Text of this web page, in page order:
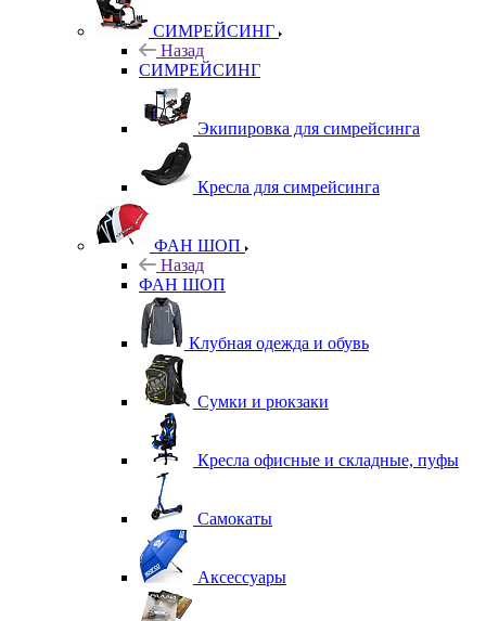
СИМРЕЙСИНГ
Назад
СИМРЕЙСИНГ
Экипировка для симрейсинга
Кресла для симрейсинга
ФАН ШОП
Назад
ФАН ШОП
Клубная одежда и обувь
Сумки и рюкзаки
Кресла офисные и складные, пуфы
Самокаты
Аксессуары